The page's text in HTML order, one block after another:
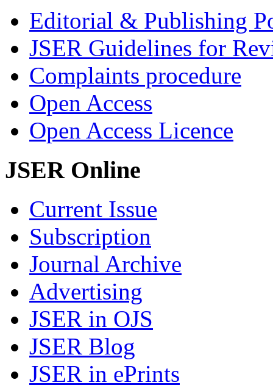
Editorial & Publishing
JSER Guidelines for
Complaints procedure
Open Access
Open Access Licence
JSER Online
Current Issue
Subscription
Journal Archive
Advertising
JSER in OJS
JSER Blog
JSER in ePrints